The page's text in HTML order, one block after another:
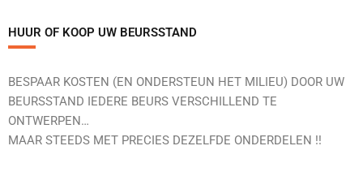
HUUR OF KOOP UW BEURSSTAND
BESPAAR KOSTEN (EN ONDERSTEUN HET MILIEU) DOOR UW
BEURSSTAND IEDERE BEURS VERSCHILLEND TE
ONTWERPEN…
MAAR STEEDS MET PRECIES DEZELFDE ONDERDELEN !!